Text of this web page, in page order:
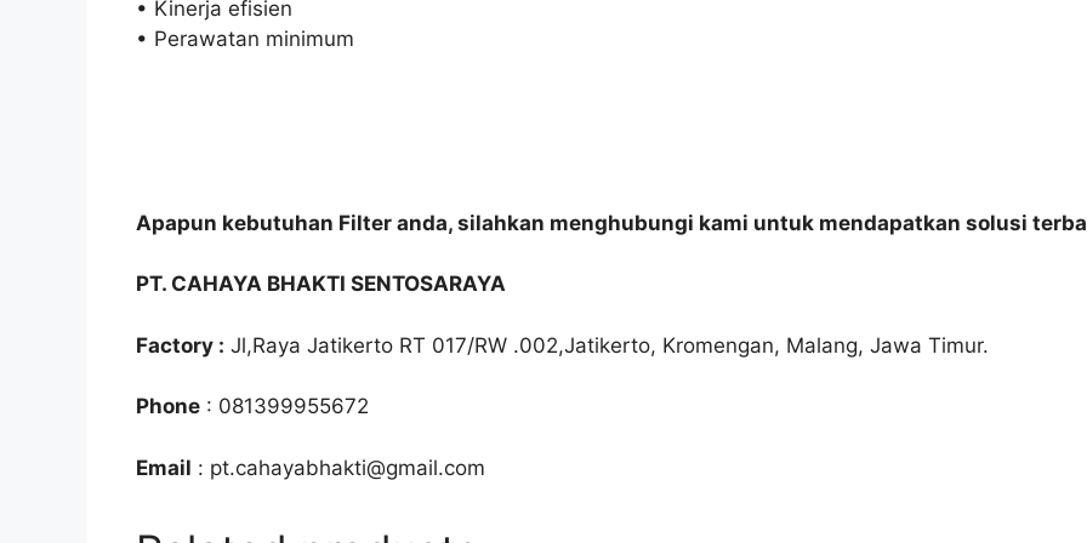
• Kinerja efisien
• Perawatan minimum
Apapun kebutuhan Filter anda, silahkan menghubungi kami untuk mendapatkan solusi
PT. CAHAYA BHAKTI SENTOSARAYA
Factory : Jl,Raya Jatikerto RT 017/RW .002,Jatikerto, Kromengan, Malang, Jawa Timur.
Phone : 081399955672
Email : pt.cahayabhakti@gmail.com